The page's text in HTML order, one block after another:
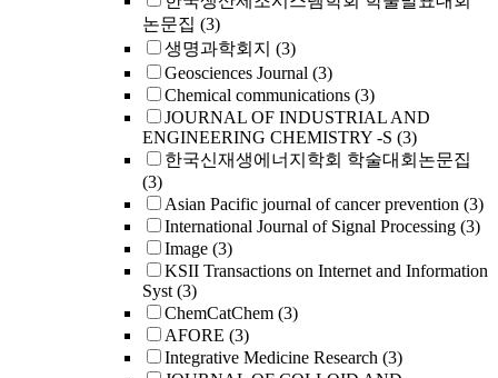
논문집 (3)
생명과학회지 (3)
Geosciences Journal (3)
Chemical communications (3)
JOURNAL OF INDUSTRIAL AND
ENGINEERING CHEMISTRY -S (3)
한국신재생에너지학회 학술대회논문집
(3)
Asian Pacific journal of cancer prevention (3)
International Journal of Signal Processing (3)
Image (3)
KSII Transactions on Internet and Information
Syst (3)
ChemCatChem (3)
AFORE (3)
Integrative Medicine Research (3)